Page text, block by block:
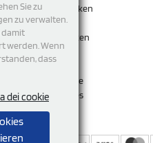
Sie zu
zu verwalten.
damit
werden. Wenn
dass
dei cookie
Shopper bedrucken
Sweatshirt
T-Shirts bedrucken
Turnbeutel
USB-Sticks
Werbegeschenke
Wohnaccessoires